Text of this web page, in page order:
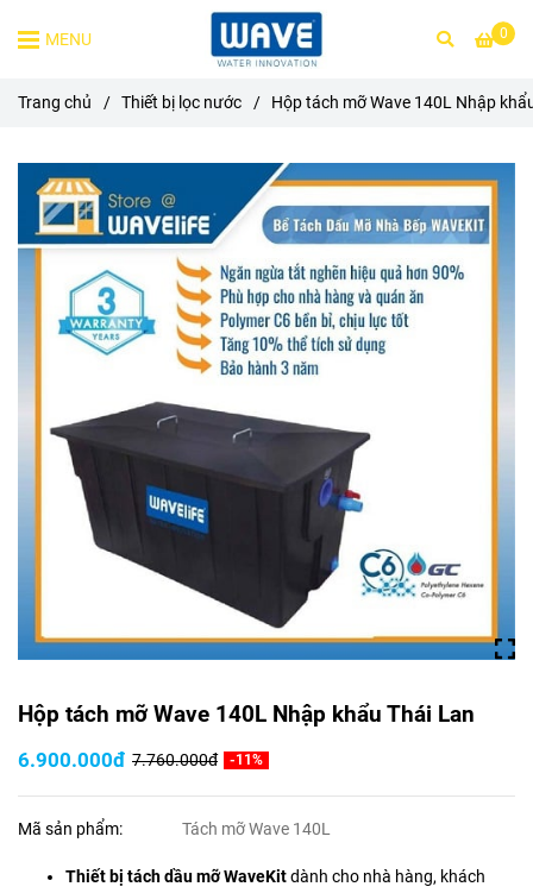
0
MENU
Trang chủ / Thiết bị lọc nước / Hộp tách mỡ Wave 140L Nhập
Hộp tách mỡ Wave 140L Nhập khẩu Thái Lan
6.900.000đ 7.760.000đ -11%
Mã sản phẩm: Tách mỡ Wave 140L
Thiết bị tách dầu mỡ WaveKitdành cho nhà hàng, khách